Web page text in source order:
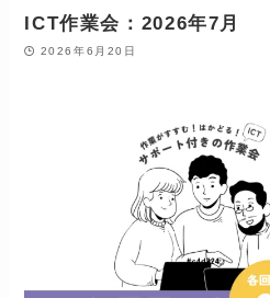
ICT作業会：2026年7月
2026年6月20日